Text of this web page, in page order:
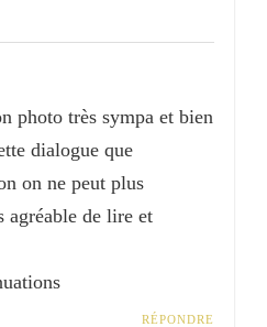
photo très sympa et bien
dialogue que
on ne peut plus
agréable de lire et
RÉPONDRE